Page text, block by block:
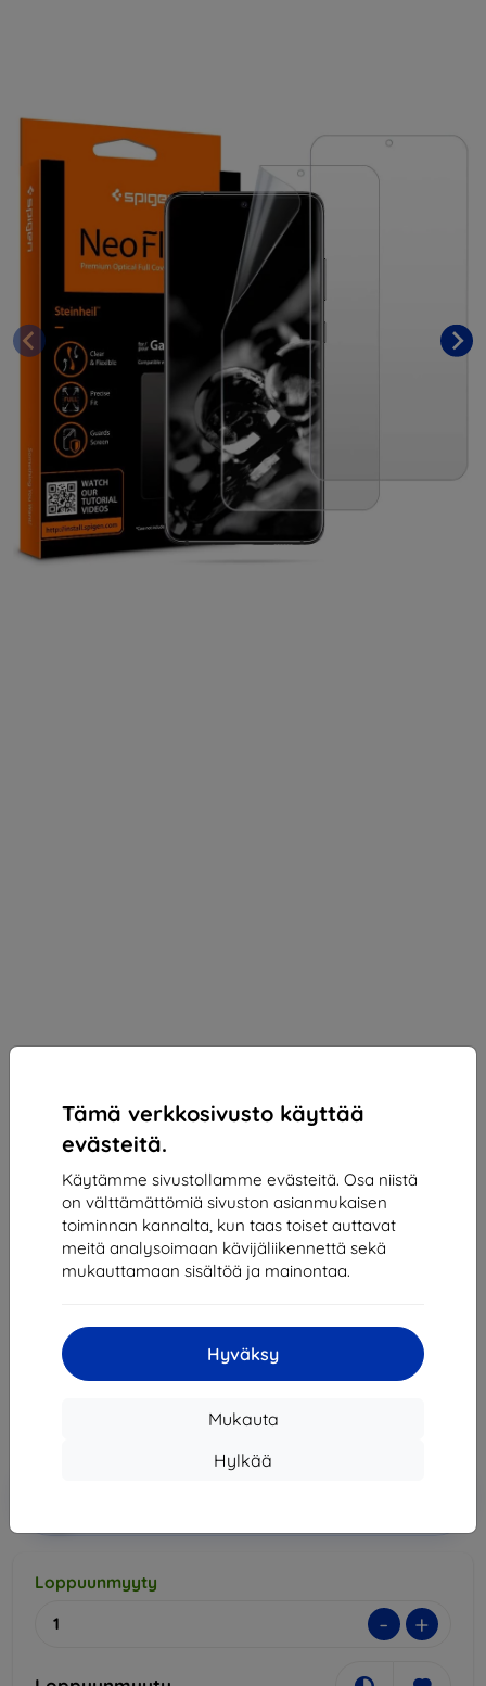
Tämä verkkosivusto käyttää
evästeitä.
Käytämme sivustollamme evästeitä. Osa niistä
on välttämättömiä sivuston asianmukaisen
toiminnan kannalta, kun taas toiset auttavat
meitä analysoimaan kävijäliikennettä sekä
mukauttamaan sisältöä ja mainontaa.
Hyväksy
Mukauta
Hylkää
Suojakalvo SPIGEN NEO FLEX HD GALAXY S20
ULTRA (AFL00633)
Samsung Galaxy S20 Ultra
19,90 €
17,92 €
Loppuunmyyty
- +